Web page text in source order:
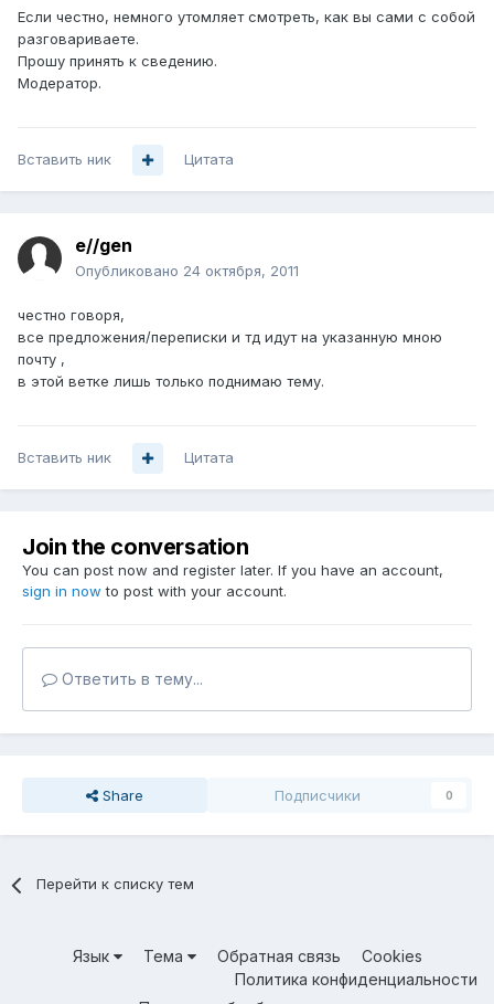
Если честно, немного утомляет смотреть, как вы сами с собой
разговариваете.
Прошу принять к сведению.
Модератор.
Вставить ник Цитата
e//gen
Опубликовано 24 октября, 2011
честно говоря,
все предложения/переписки и тд идут на указанную мною
почту ,
в этой ветке лишь только поднимаю тему.
Вставить ник Цитата
Join the conversation
You can post now and register later. If you have an account,
sign in now to post with your account.
Ответить в тему...
Share Подписчики 0
Перейти к списку тем
Язык Тема Обратная связь
Cookies
Политика конфиденциальности